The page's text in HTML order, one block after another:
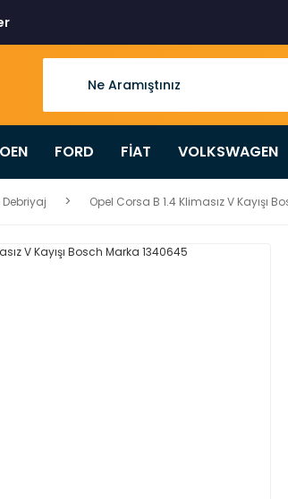
FORD FİAT VOLKSWAGEN
Debriyaj Opel Corsa B 1.4 Klimasız V Kayışı